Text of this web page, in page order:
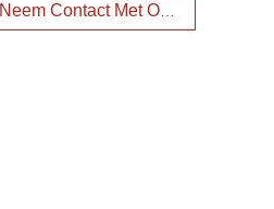
Neem Contact Met Ons Op